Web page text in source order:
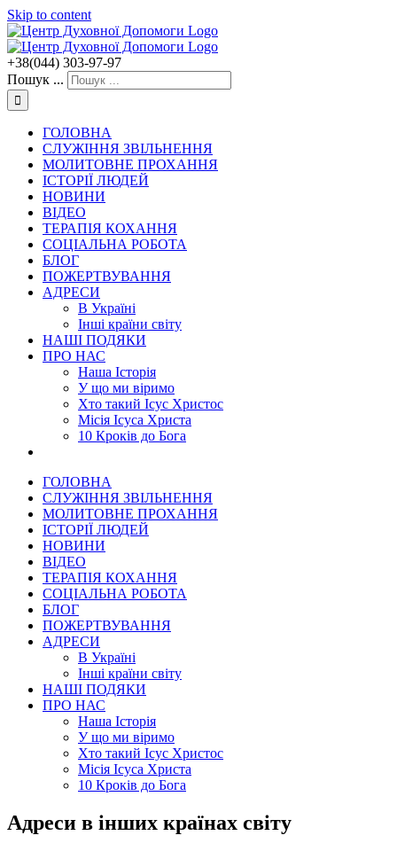
Skip to content
+38(044) 303-97-97
Пошук ...
ГОЛОВНА
СЛУЖІННЯ ЗВІЛЬНЕННЯ
МОЛИТОВНЕ ПРОХАННЯ
ІСТОРІЇ ЛЮДЕЙ
НОВИНИ
ВІДЕО
ТЕРАПІЯ КОХАННЯ
СОЦІАЛЬНА РОБОТА
БЛОГ
ПОЖЕРТВУВАННЯ
АДРЕСИ
В Україні
Інші країни світу
НАШІ ПОДЯКИ
ПРО НАС
Наша Історія
У що ми віримо
Хто такий Ісус Христос
Місія Ісуса Христа
10 Кроків до Бога
ГОЛОВНА
СЛУЖІННЯ ЗВІЛЬНЕННЯ
МОЛИТОВНЕ ПРОХАННЯ
ІСТОРІЇ ЛЮДЕЙ
НОВИНИ
ВІДЕО
ТЕРАПІЯ КОХАННЯ
СОЦІАЛЬНА РОБОТА
БЛОГ
ПОЖЕРТВУВАННЯ
АДРЕСИ
В Україні
Інші країни світу
НАШІ ПОДЯКИ
ПРО НАС
Наша Історія
У що ми віримо
Хто такий Ісус Христос
Місія Ісуса Христа
10 Кроків до Бога
Адреси в інших країнах світу